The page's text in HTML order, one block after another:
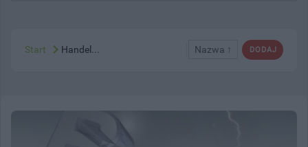
DODAJ
Nazwa ↑
Start Handel...